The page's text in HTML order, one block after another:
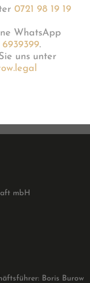
0721 98 19 19
WhatsApp
6939399.
uns unter
mbH
Boris Burow